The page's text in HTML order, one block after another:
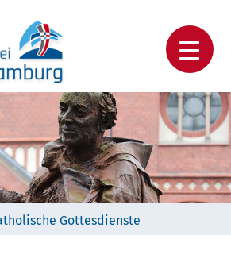
St. Ansgar Hamburg
Gottesdienste